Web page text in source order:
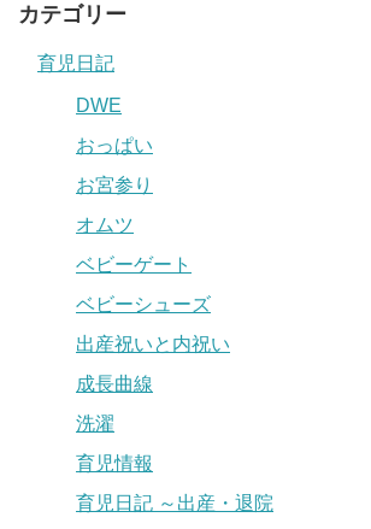
カテゴリー
育児日記
DWE
おっぱい
お宮参り
オムツ
ベビーゲート
ベビーシューズ
出産祝いと内祝い
成長曲線
洗濯
育児情報
育児日記 ～出産・退院